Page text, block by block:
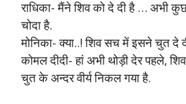
राधिका- मैंने शिव को दे दी है … अभी
चोदा है.
मोनिका- क्या..! शिव सच में इसने चुत दे
कोमल दीदी- हां अभी थोड़ी देर पहले,
चुत के अन्दर वीर्य निकल गया है.